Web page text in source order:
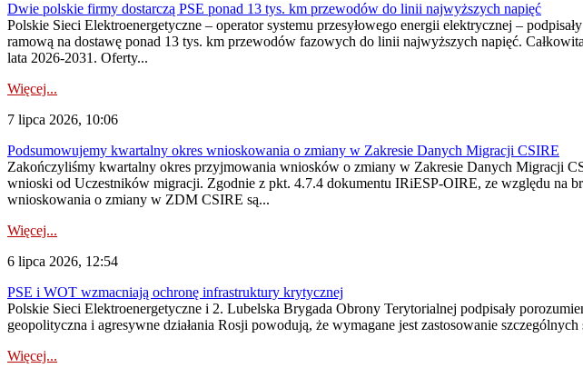
Dwie polskie firmy dostarczą PSE ponad 13 tys. km przewodów do linii najwyższych napięć
Polskie Sieci Elektroenergetyczne – operator systemu przesyłowego energii elektrycznej –
ramową na dostawę ponad 13 tys. km przewodów fazowych do linii najwyższych napięć.
lata 2026-2031. Oferty...
Więcej...
7 lipca 2026, 10:06
Podsumowujemy kwartalny okres wnioskowania o zmiany w Zakresie Danych Migracji CSIRE
Zakończyliśmy kwartalny okres przyjmowania wniosków o zmiany w Zakresie Danych Migracji
wnioski od Uczestników migracji. Zgodnie z pkt. 4.7.4 dokumentu IRiESP-OIRE, ze względu na
wnioskowania o zmiany w ZDM CSIRE są...
Więcej...
6 lipca 2026, 12:54
PSE i WOT wzmacniają ochronę infrastruktury krytycznej
Polskie Sieci Elektroenergetyczne i 2. Lubelska Brygada Obrony Terytorialnej podpisały
geopolityczna i agresywne działania Rosji powodują, że wymagane jest zastosowanie
Więcej...